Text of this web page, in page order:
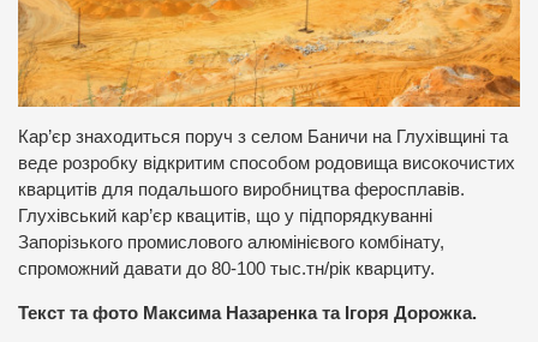
Кар’єр знаходиться поруч з селом Баничи на Глухівщині та
веде розробку відкритим способом родовища високочистих
кварцитів для подальшого виробництва феросплавів.
Глухівський кар’єр квацитів, що у підпорядкуванні
Запорізького промислового алюмінієвого комбінату,
спроможний давати до 80-100 тыс.тн/рік кварциту.
Текст та фото Максима Назаренка та Ігоря Дорожка.